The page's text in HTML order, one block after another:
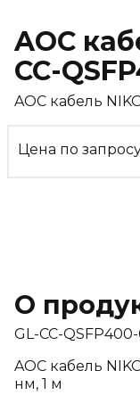
AOC
CC-
AOC кабель
Цена по
О
GL-CC-
AOC кабель
нм, 1 м